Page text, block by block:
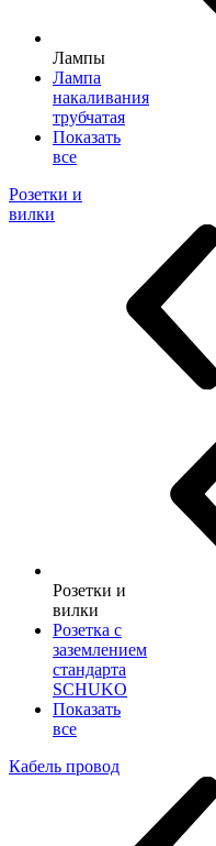
Лампы
Лампа
накаливания
трубчатая
Показать
все
Розетки и
вилки
Розетки и
вилки
Розетка с
заземлением
стандарта
SCHUKO
Показать
все
Кабель провод